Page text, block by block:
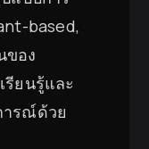
based,
ของ
รียนรู้และ
ารณ์ด้วย